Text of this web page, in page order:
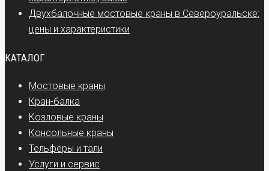
Двухбалочные мостовые краны в Североуральске:
цены и характеристики
КАТАЛОГ
Мостовые краны
Кран-балка
Козловые краны
Консольные краны
Тельферы и тали
Услуги и сервис